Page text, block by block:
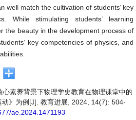
well match the cultivation of students’ key
While stimulating students’ learning
the beauty in the development process of
key competencies of physics, and
心素养背景下物理学史教育在物理课堂中的
》为例[J]. 教育进展, 2024, 14(7): 504-
ae.2024.1471193